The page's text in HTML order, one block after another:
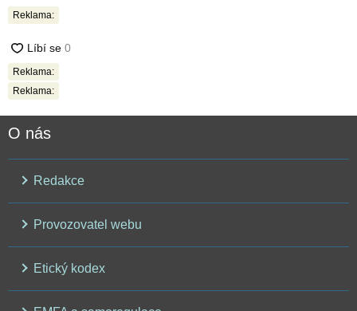
Reklama:
Reklama:
Reklama:
O nás
Redakce
Provozovatel webu
Etický kodex